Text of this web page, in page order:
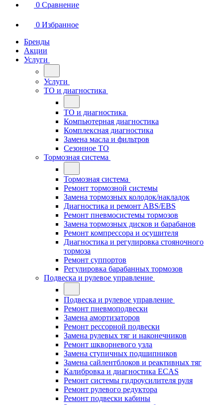
0 Сравнение
0 Избранное
Бренды
Акции
Услуги
Услуги
ТО и диагностика
ТО и диагностика
Компьютерная диагностика
Комплексная диагностика
Замена масла и фильтров
Сезонное ТО
Тормозная система
Тормозная система
Ремонт тормозной системы
Замена тормозных колодок/накладок
Диагностика и ремонт ABS/EBS
Ремонт пневмосистемы тормозов
Замена тормозных дисков и барабанов
Ремонт компрессора и осушителя
Диагностика и регулировка стояночного
тормоза
Ремонт суппортов
Регулировка барабанных тормозов
Подвеска и рулевое управление
Подвеска и рулевое управление
Ремонт пневмоподвески
Замена амортизаторов
Ремонт рессорной подвески
Замена рулевых тяг и наконечников
Ремонт шкворневого узла
Замена ступичных подшипников
Замена сайлентблоков и реактивных тяг
Калибровка и диагностика ECAS
Ремонт системы гидроусилителя руля
Ремонт рулевого редуктора
Ремонт подвески кабины